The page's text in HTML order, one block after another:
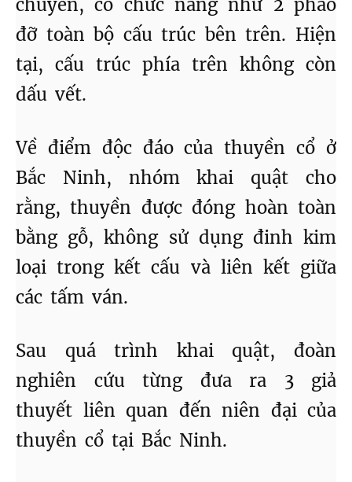
chuyển, có chức năng như 2 phao
đỡ toàn bộ cấu trúc bên trên. Hiện
tại, cấu trúc phía trên không còn
dấu vết.
Về điểm độc đáo của thuyền cổ ở
Bắc Ninh, nhóm khai quật cho
rằng, thuyền được đóng hoàn toàn
bằng gỗ, không sử dụng đinh kim
loại trong kết cấu và liên kết giữa
các tấm ván.
Sau quá trình khai quật, đoàn
nghiên cứu từng đưa ra 3 giả
thuyết liên quan đến niên đại của
thuyền cổ tại Bắc Ninh.